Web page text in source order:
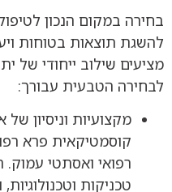
בחירה במקום הנכון
להשגת תוצאות בטוחות
מציעים שילוב ייחודי של
לבחירה הטבעית עבורך:
מקצועיות וניסיון של
קוסמטיקאית פרא
רפואי ואסתטי
טכניקות